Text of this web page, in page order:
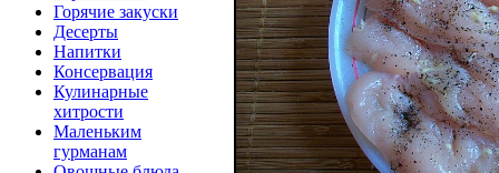
Горячие закуски
Десерты
Напитки
Консервация
Кулинарные
хитрости
Маленьким
гурманам